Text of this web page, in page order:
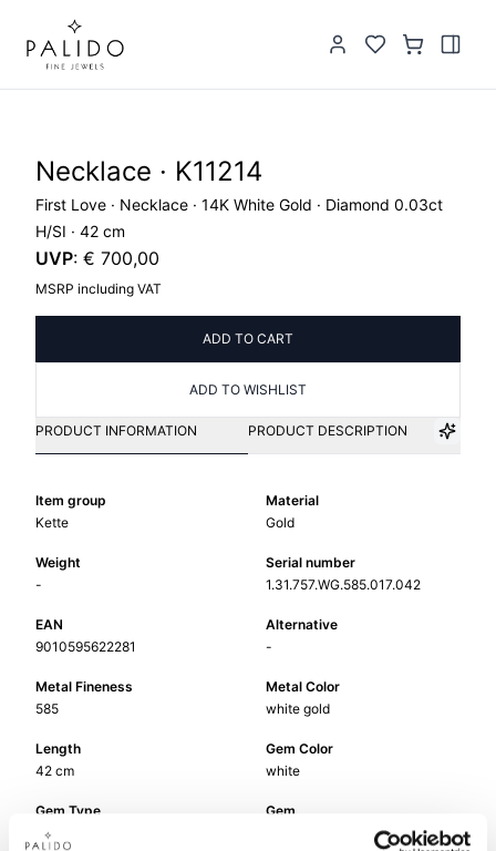
Necklace · K11214
First Love · Necklace · 14K White Gold · Diamond 0.03ct
H/SI · 42 cm
UVP: € 700,00
MSRP including VAT
ADD TO CART
ADD TO WISHLIST
PRODUCT INFORMATION PRODUCT DESCRIPTION
Item group
Kette
Material
Gold
Weight
-
Serial number
1.31.757.WG.585.017.042
EAN
9010595622281
Alternative
-
Metal Fineness
585
Metal Color
white gold
Length
42 cm
Gem Color
white
Gem Type
Diamond
Gem